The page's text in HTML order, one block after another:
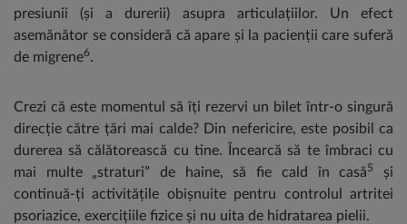
presiunii (și a durerii) asupra articulațiilor. Un efect
asemănător se consideră că apare și la pacienții care suferă
de migrene6.
Crezi că este momentul să îți rezervi un bilet într-o singură
direcție către țări mai calde? Din nefericire, este posibil ca
durerea să călătorească cu tine. Încearcă să te îmbraci cu
mai multe „straturi” de haine, să fie cald în casă5
și
continuă-ți activitățile obișnuite pentru controlul artritei
psoriazice, exercițiile fizice și nu uita de hidratarea pielii.